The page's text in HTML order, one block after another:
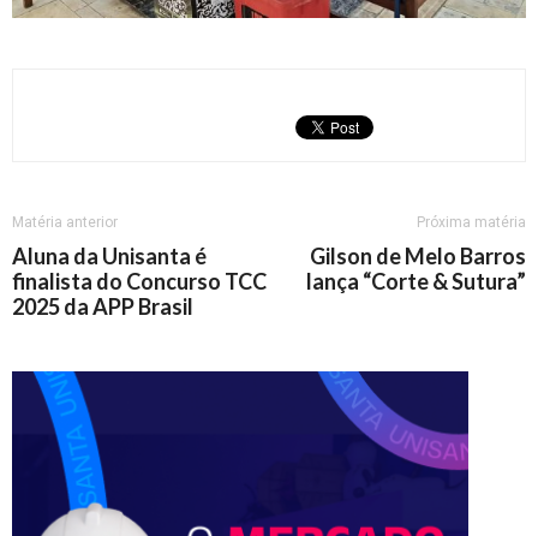
Matéria anterior
Aluna da Unisanta é
finalista do Concurso TCC
2025 da APP Brasil
Próxima matéria
Gilson de Melo Barros
lança “Corte & Sutura”